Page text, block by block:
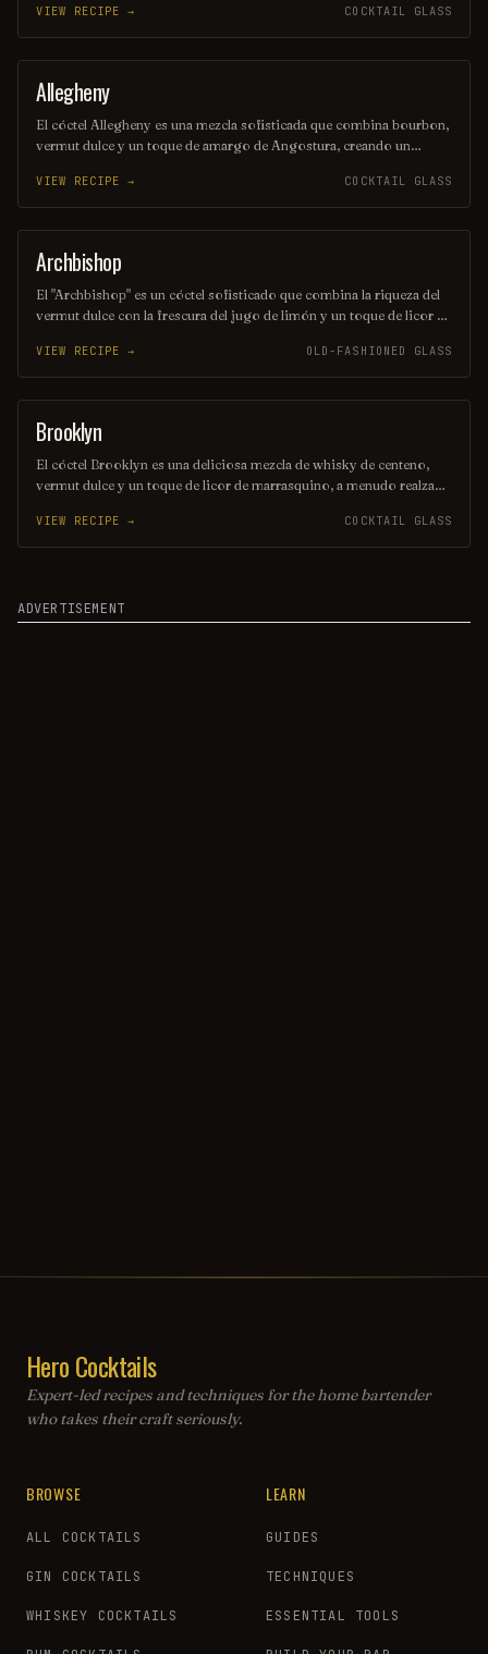
equilibrado, lo convierten en una opción perfecta para quienes
buscan una bebida elegante y sofisticada. Ideal para disfrutar en una
noche especial o como aperitivo antes de una cena.
VIEW RECIPE → COCKTAIL GLASS
ORDINARY DRINK
Allegheny
El cóctel Allegheny es una mezcla sofisticada que combina bourbon,
vermut dulce y un toque de amargo de Angostura, creando un
elegante y su sabor profundo evocan la esencia de la región de los
Apalaches, ideal para disfrutar en una noche especial.
VIEW RECIPE → COCKTAIL GLASS
ORDINARY DRINK
Archbishop
El "Archbishop" es un cóctel sofisticado que combina la riqueza del
vermut dulce con la frescura del jugo de limón y un toque de licor de
perfecto entre dulzura y acidez, ideal para quienes buscan una
experiencia única y refinada. Su presentación y sabor lo convierten
en una opción perfecta para ocasiones especiales.
VIEW RECIPE → OLD-FASHIONED GLASS
COCKTAIL
Brooklyn
El cóctel Brooklyn es una deliciosa mezcla de whisky de centeno,
vermut dulce y un toque de licor de marrasquino, a menudo realzado
ligeramente amargo lo convierte en una opción sofisticada para los
amantes de los cócteles clásicos. Ideal para disfrutar en una velada
VIEW RECIPE → COCKTAIL GLASS
ADVERTISEMENT
Hero Cocktails
Expert-led recipes and techniques for the home bartender
who takes their craft seriously.
BROWSE
ALL COCKTAILS
GIN COCKTAILS
WHISKEY COCKTAILS
LEARN
GUIDES
TECHNIQUES
ESSENTIAL TOOLS